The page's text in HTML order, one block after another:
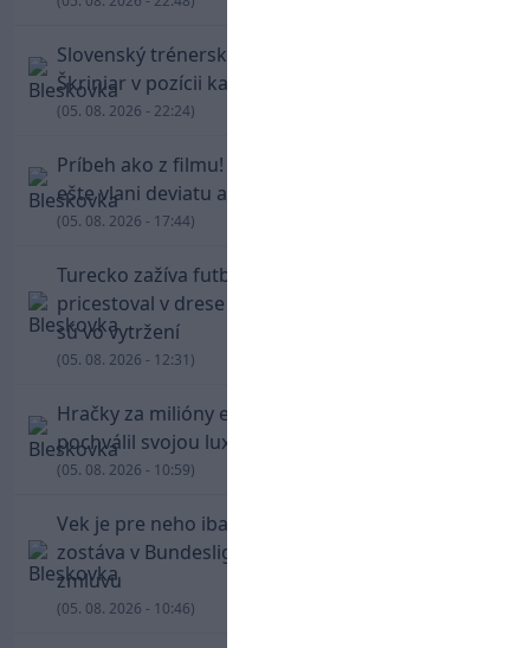
Slovenský trénerský súboj pre Borbélyho,
Škriniar v pozícii kapitána potiahol Fenerbahce
(05. 08. 2026 - 22:24)
Príbeh ako z filmu! Hrdina Slovana Kianga hral
ešte vlani deviatu anglickú ligu
(05. 08. 2026 - 17:44)
Turecko zažíva futbalové šialenstvo! Salah
pricestoval v drese Trabzonsporu, fanúšikovia
sú vo vytržení
(05. 08. 2026 - 12:31)
Hračky za milióny eur! Cristiano Ronaldo sa
pochválil svojou luxusnou zbierkou áut
(05. 08. 2026 - 10:59)
Vek je pre neho iba číslo! Štyridsaťročný Džeko
zostáva v Bundeslige, so Schalke predĺžil
zmluvu
(05. 08. 2026 - 10:46)